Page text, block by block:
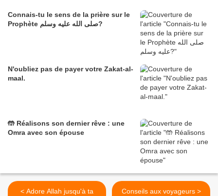
Connais-tu le sens de la prière sur le
Prophète صلى الله عليه وسلم?
N'oubliez pas de payer votre Zakat-al-
maal.
🤲 Réalisons son dernier rêve : une
Omra avec son épouse
< Adore Allah jusqu'à ta
Conseils aux voyageurs >